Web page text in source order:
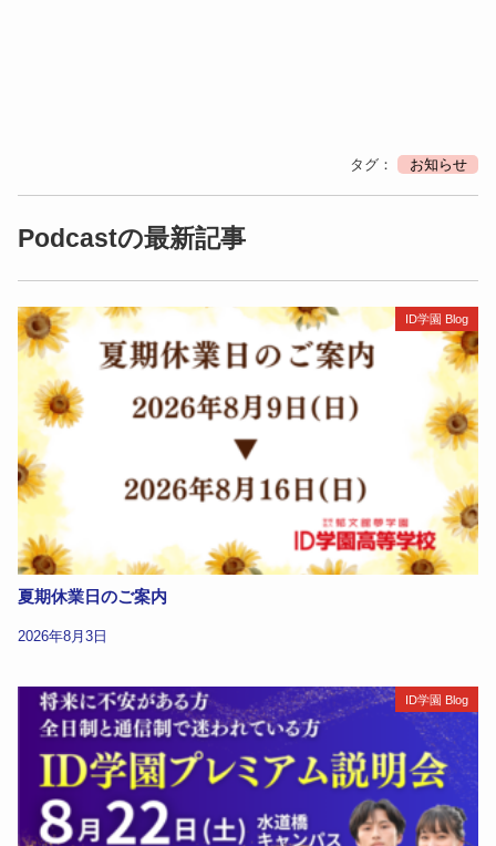
タグ： お知らせ
Podcastの最新記事
ID学園 Blog
夏期休業日のご案内
2026年8月3日
ID学園 Blog